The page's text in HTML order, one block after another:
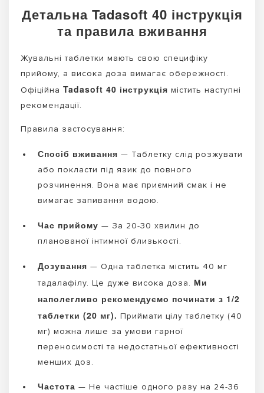
Детальна Tadasoft 40 інструкція
та правила вживання
Жувальні таблетки мають свою специфіку
прийому, а висока доза вимагає обережності.
Офіційна Tadasoft 40 інструкція містить наступні
рекомендації.
Правила застосування:
Спосіб вживання — Таблетку слід розжувати
або покласти під язик до повного
розчинення. Вона має приємний смак і не
вимагає запивання водою.
Час прийому — За 20-30 хвилин до
планованої інтимної близькості.
Дозування — Одна таблетка містить 40 мг
тадалафілу. Це дуже висока доза. Ми
наполегливо рекомендуємо починати з 1/2
таблетки (20 мг). Приймати цілу таблетку (40
мг) можна лише за умови гарної
переносимості та недостатньої ефективності
менших доз.
Частота — Не частіше одного разу на 24-36